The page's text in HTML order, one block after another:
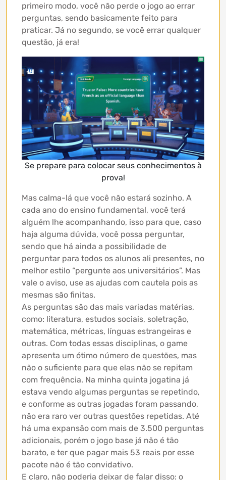
primeiro modo, você não perde o jogo ao errar
perguntas, sendo basicamente feito para
praticar. Já no segundo, se você errar qualquer
questão, já era!
Se prepare para colocar seus conhecimentos à
prova!
Mas calma-lá que você não estará sozinho. A
cada ano do ensino fundamental, você terá
alguém lhe acompanhando, isso para que, caso
haja alguma dúvida, você possa perguntar,
sendo que há ainda a possibilidade de
perguntar para todos os alunos ali presentes, no
melhor estilo “pergunte aos universitários”. Mas
vale o aviso, use as ajudas com cautela pois as
mesmas são finitas.
As perguntas são das mais variadas matérias,
como: literatura, estudos sociais, soletração,
matemática, métricas, línguas estrangeiras e
outras. Com todas essas disciplinas, o game
apresenta um ótimo número de questões, mas
não o suficiente para que elas não se repitam
com frequência. Na minha quinta jogatina já
estava vendo algumas perguntas se repetindo,
e conforme as outras jogadas foram passando,
não era raro ver outras questões repetidas. Até
há uma expansão com mais de 3.500 perguntas
adicionais, porém o jogo base já não é tão
barato, e ter que pagar mais 53 reais por esse
pacote não é tão convidativo.
E claro, não poderia deixar de falar disso: o